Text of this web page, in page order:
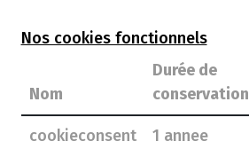
Nos cookies fonctionnels
Nom
Durée de
conservation
cookieconsent 1 annee